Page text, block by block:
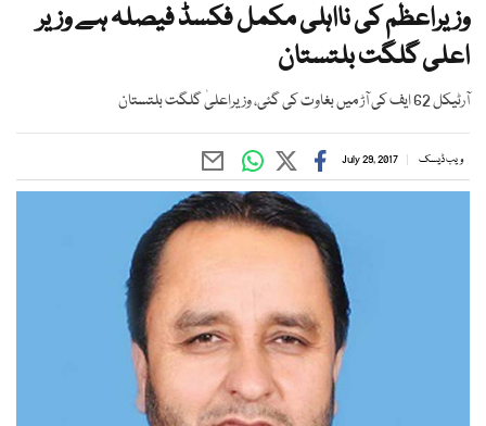
وزیراعظم کی نااہلی مکمل فکسڈ فیصلہ ہے وزیر
اعلی گلگت بلتستان
آرٹیکل 62 ایف کی آڑ میں بغاوت کی گئی، وزیراعلیٰ گلگت بلتستان
ویب ڈیسک July 29, 2017